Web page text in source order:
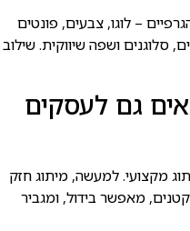
– לוגו, צבעים, פונטים
סלוגנים ושפה שיווקית. שילוב
גם לעסקים
מקצועי. למעשה, מיתוג חזק
מאפשר בידול, ומגביר